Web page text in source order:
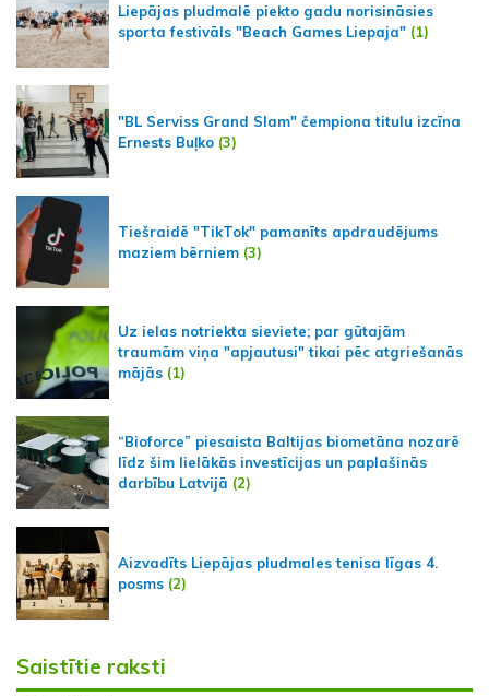
Liepājas pludmalē piekto gadu norisināsies
sporta festivāls "Beach Games Liepaja" (1)
"BL Serviss Grand Slam" čempiona titulu izcīna
Ernests Buļko (3)
Tiešraidē "TikTok" pamanīts apdraudējums
maziem bērniem (3)
Uz ielas notriekta sieviete; par gūtajām
traumām viņa "apjautusi" tikai pēc atgriešanās
mājās (1)
“Bioforce” piesaista Baltijas biometāna nozarē
līdz šim lielākās investīcijas un paplašinās
darbību Latvijā (2)
Aizvadīts Liepājas pludmales tenisa līgas 4.
posms (2)
Saistītie raksti